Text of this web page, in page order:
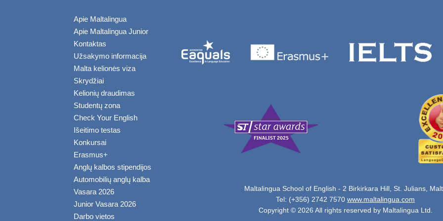
Apie Maltalingua
Apie Maltalingua Junior
Kontaktas
Užsakymo informacija
Malta kelionės viza
Skrydžiai
Kelionių draudimas
Studentų zona
Check Your English
Išeitimo testas
Konkursai
Erasmus+
Anglų kalbos stipendijos
Automobilių anglų kalba
Vasara 2026
Junior Vasara 2026
Darbo vietos
Maltalingua School of English - 2 Birkirkara Hill, St. Julians,
Tel: (+356) 2742 7570www.maltalingua.com
Copyright © 2026 All rights reserved by Maltalingua Ltd.